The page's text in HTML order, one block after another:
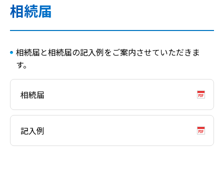
相続届
相続届と相続届の記入例をご案内させていただきま
す。
相続届
記入例